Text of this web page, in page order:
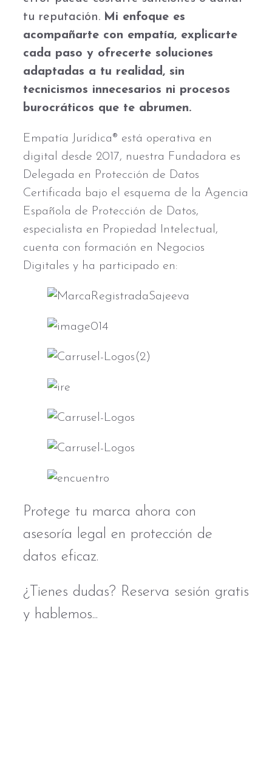
tu reputación. Mi enfoque es
acompañarte con empatía, explicarte
cada paso y ofrecerte soluciones
adaptadas a tu realidad, sin
tecnicismos innecesarios ni procesos
burocráticos que te abrumen.
Empatía Jurídica® está operativa en
digital desde 2017, nuestra Fundadora es
Delegada en Protección de Datos
Certificada bajo el esquema de la Agencia
Española de Protección de Datos,
especialista en Propiedad Intelectual,
cuenta con formación en Negocios
Digitales y ha participado en:
Protege tu marca ahora con
asesoría legal en protección de
datos eficaz.
¿Tienes dudas? Reserva sesión gratis
y hablemos...